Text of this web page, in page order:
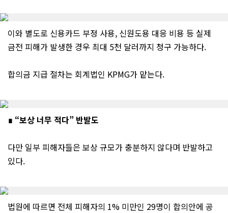
이와 별도로 신용카드 부정 사용, 신원도용 대응 비용 등 실제
금전 피해가 발생한 경우 최대 5천 달러까지 청구 가능하다.
합의금 지급 절차는 회계법인 KPMG가 맡는다.
∎ “보상 너무 적다” 반발도
다만 일부 피해자들은 보상 규모가 충분하지 않다며 반발하고
있다.
법원에 따르면 전체 피해자의 1% 미만인 29명이 합의안에 공